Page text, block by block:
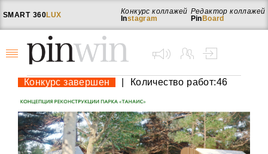
SMART 360LUX
Редактор коллажей
Pin Board
Конкурс коллажей
Instagram
Конкурс завершен Количество работ:46